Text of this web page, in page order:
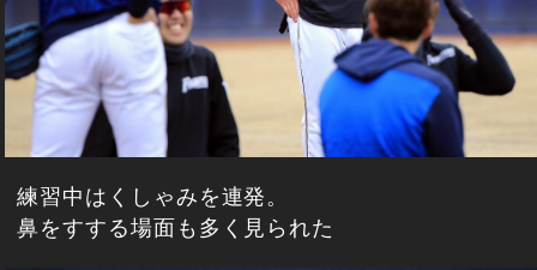
練習中はくしゃみを連発。
鼻をすする場面も多く見られた